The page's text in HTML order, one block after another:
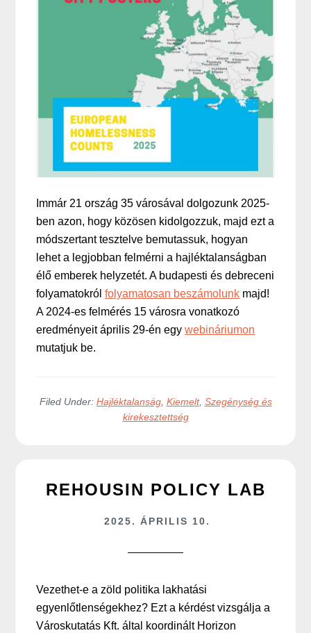
Immár 21 ország 35 városával dolgozunk 2025-
ben azon, hogy közösen kidolgozzuk, majd ezt a
módszertant tesztelve bemutassuk, hogyan
lehet a legjobban felmérni a hajléktalanságban
élő emberek helyzetét. A budapesti és debreceni
folyamatokrólfolyamatosan beszámolunk majd!
A 2024-es felmérés 15 városra vonatkozó
eredményeit április 29-én egywebináriumon
mutatjuk be.
Filed Under: Hajléktalanság, Kiemelt, Szegénység és
kirekesztettség
REHOUSIN POLICY LAB
2025. ÁPRILIS 10.
Vezethet-e a zöld politika lakhatási
egyenlőtlenségekhez? Ezt a kérdést vizsgálja a
Városkutatás Kft. által koordinált Horizon